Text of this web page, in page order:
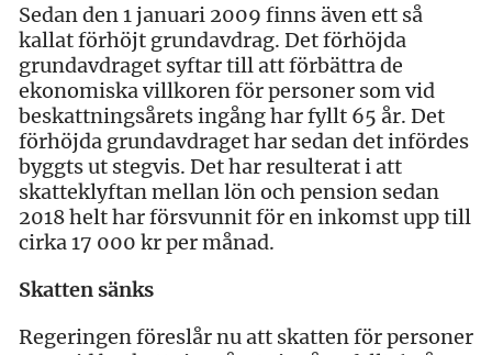
Sedan den 1 januari 2009 finns även ett så
kallat förhöjt grundavdrag. Det förhöjda
grundavdraget syftar till att förbättra de
ekonomiska villkoren för personer som vid
beskattningsårets ingång har fyllt 65 år. Det
förhöjda grundavdraget har sedan det infördes
byggts ut stegvis. Det har resulterat i att
skatteklyftan mellan lön och pension sedan
2018 helt har försvunnit för en inkomst upp till
cirka 17 000 kr per månad.
Skatten sänks
Regeringen föreslår nu att skatten för personer